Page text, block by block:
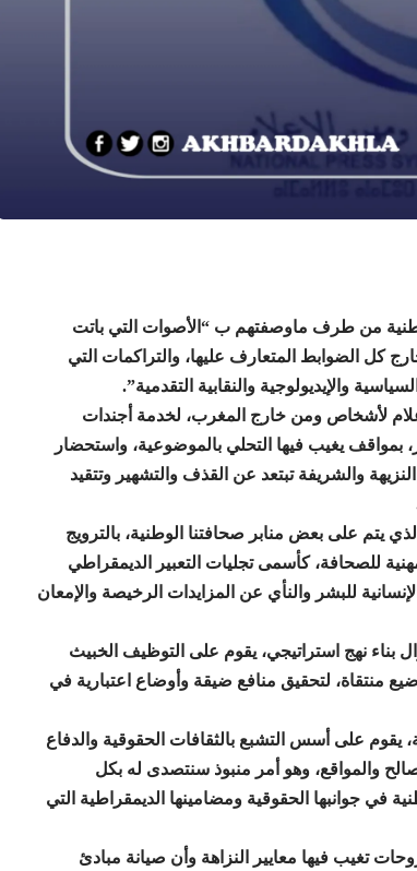
من طرف ماوصفتهم ب “الأصوات التي باتت
كل الضوابط المتعارف عليها، والتراكمات التي
والإيديولوجية والنقابية التقدمية”.
لأشخاص ومن خارج المغرب، لخدمة أجندات
بمواقف يغيب فيها التحلي بالموضوعية، واستحضار
والشريفة تبتعد عن القذف والتشهير وتتقيد
يتم على بعض منابر صحافتنا الوطنية، بالترويج
للصحافة، كأسمى تجليات التعبير الديمقراطي
للبشر والنأي عن المزايدات الرخيصة والإمعان
بناء نهج استراتيجي، يقوم على التوظيف الخبيث
منتقاة، لتحقيق منافع ضيقة وأوضاع اعتبارية في
يقوم على أسس التشبع بالثقافات الحقوقية والدفاع
والمواقع، وهو أمر منبوذ سنتصدى له بكل
في جوانبها الحقوقية ومضامينها الديمقراطية التي
تغيب فيها معايير النزاهة وأن صيانة مبادئ